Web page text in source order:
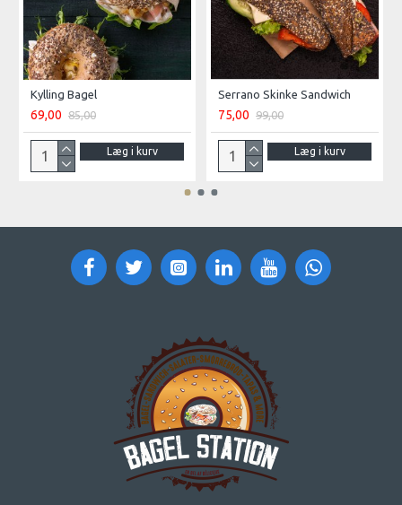
Kylling Bagel
69,00 85,00
Læg i kurv
Serrano Skinke Sandwich
75,00 99,00
Læg i kurv